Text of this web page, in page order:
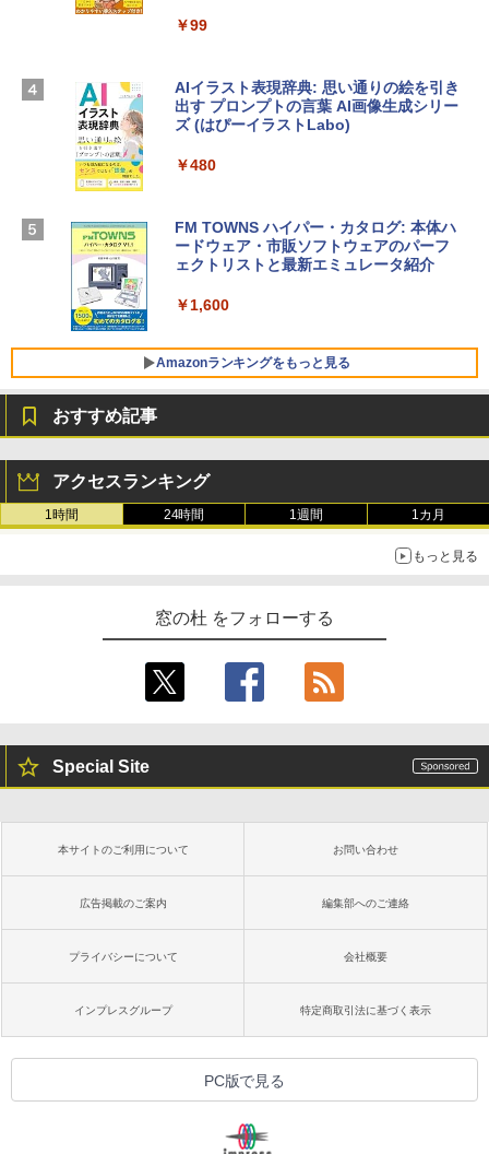
スプレイ、16GBユニファイドメモリ、1
D - ミッドナイト
￥278,800
SSD インテル Core 5
￥129,800
ersonal/Copilotキー搭載/Win 11/15.6型/
Core i5/16GB/SSD 512GB/ホワイト) FM
VWK3E15W_AZ
Microsoft Office Home & Business 202
4(最新 永続版)|オンラインコード版|Wind
Windows版 | Minecraft (マインクラフ
ト): Java & Bedrock Edition | オンライ
￥99
AIイラスト表現辞典: 思い通りの絵を引き
出す プロンプトの言葉 AI画像生成シリー
ズ (はぴーイラストLabo)
￥480
FM TOWNS ハイパー・カタログ: 本体ハ
ードウェア・市販ソフトウェアのパーフ
ェクトリストと最新エミュレータ紹介
￥1,600
Amazonランキングをもっと見る
ない、大きな画面で読みやすい、6週間持
続バッテリー、6インチディスプレイ電子
書籍リーダー、マッチャ、16GB、広告な
し
Kindle Paperwhite シグニチャーエディ
るさ自動調整、色調調節ライト、12週間
持続バッテリー、広告なし、メタリック
ブラック
￥27,980
ンチディスプレイ、色調調節ライト、12
週間持続バッテリー、広告なし、ブラッ
Amazon Kindle Colorsoft | 16GBストレ
ージ、防水、7インチカラーディスプレ
イ、色調調節ライト、最大8週間持続バッ
テリー、広告無し、ブラック (2025年発
売)
￥31,980
New Amazon Kindle Scribe Colorsoft |
おすすめ記事
アクセスランキング
1時間 24時間 1週間 1カ月
もっと見る
窓の杜 をフォローする
Special Site
本サイトのご利用について お問い合わせ
広告掲載のご案内 編集部へのご連絡
プライバシーについて 会社概要
インプレスグループ 特定商取引法に基づく表示
PC版で見る